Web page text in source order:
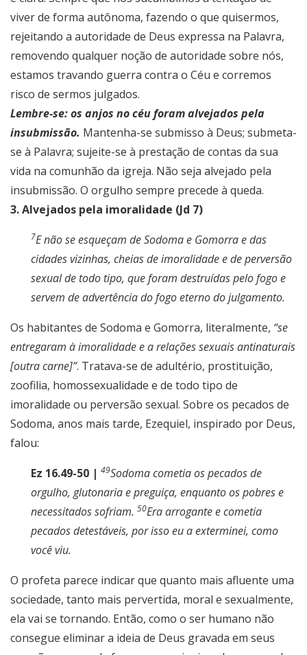
viver de forma autônoma, fazendo o que quisermos,
rejeitando a autoridade de Deus expressa na Palavra,
removendo qualquer noção de autoridade sobre nós,
estamos travando guerra contra o Céu e corremos
risco de sermos julgados.
Lembre-se: os anjos no céu foram alvejados pela
insubmissão. Mantenha-se submisso à Deus; submeta-
se à Palavra; sujeite-se à prestação de contas da sua
vida na comunhão da igreja. Não seja alvejado pela
insubmissão. O orgulho sempre precede à queda.
3. Alvejados pela imoralidade (Jd 7)
7E não se esqueçam de Sodoma e Gomorra e das
cidades vizinhas, cheias de imoralidade e de perversão
sexual de todo tipo, que foram destruídas pelo fogo e
servem de advertência do fogo eterno do julgamento.
Os habitantes de Sodoma e Gomorra, literalmente, “se
entregaram à imoralidade e a relações sexuais antinaturais
[outra carne]”. Tratava-se de adultério, prostituição,
zoofilia, homossexualidade e de todo tipo de
imoralidade ou perversão sexual. Sobre os pecados de
Sodoma, anos mais tarde, Ezequiel, inspirado por Deus,
falou:
Ez 16.49-50 | 49Sodoma cometia os pecados de
orgulho, glutonaria e preguiça, enquanto os pobres e
necessitados sofriam. 50Era arrogante e cometia
pecados detestáveis, por isso eu a exterminei, como
você viu.
O profeta parece indicar que quanto mais afluente uma
sociedade, tanto mais pervertida, moral e sexualmente,
ela vai se tornando. Então, como o ser humano não
consegue eliminar a ideia de Deus gravada em seus